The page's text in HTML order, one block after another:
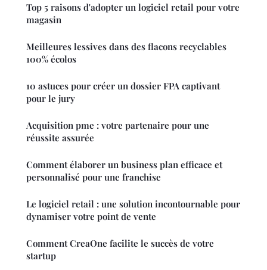
Top 5 raisons d'adopter un logiciel retail pour votre
magasin
Meilleures lessives dans des flacons recyclables
100% écolos
10 astuces pour créer un dossier FPA captivant
pour le jury
Acquisition pme : votre partenaire pour une
réussite assurée
Comment élaborer un business plan efficace et
personnalisé pour une franchise
Le logiciel retail : une solution incontournable pour
dynamiser votre point de vente
Comment CreaOne facilite le succès de votre
startup